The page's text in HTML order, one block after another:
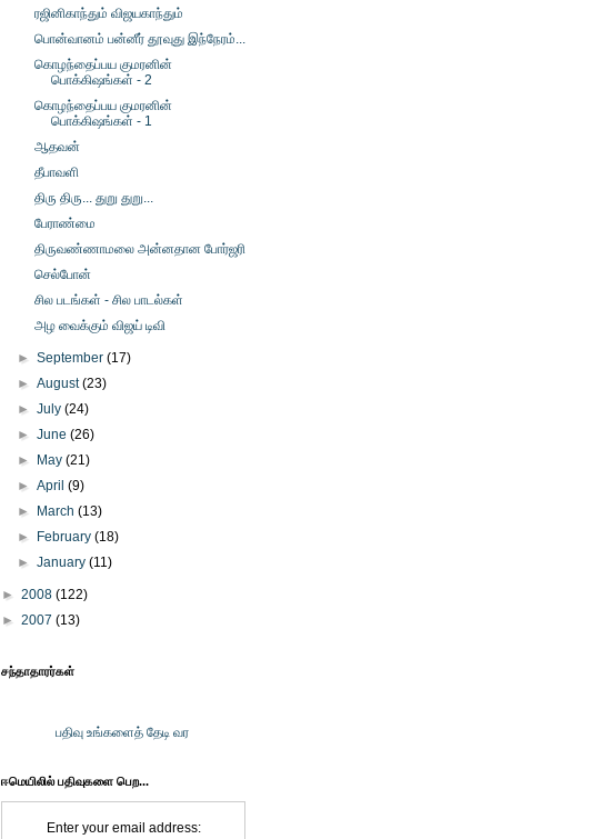
ரஜினிகாந்தும் விஜயகாந்தும்
பொன்வானம் பன்னீர் தூவுது இந்நேரம்...
கொழந்தைப்பய குமரனின்
பொக்கிஷங்கள் - 2
கொழந்தைப்பய குமரனின்
பொக்கிஷங்கள் - 1
ஆதவன்
தீபாவளி
திரு திரு... துறு துறு...
பேராண்மை
திருவண்ணாமலை அன்னதான போர்ஜரி
செல்போன்
சில படங்கள் - சில பாடல்கள்
அழ வைக்கும் விஜய் டிவி
►September(17)
►August(23)
►July(24)
►June(26)
►
May(21)
►April(9)
►
March(13)
►
February(18)
►January(11)
► 2008 (122)
► 2007 (13)
சந்தாதாரர்கள்
பதிவு உங்களைத் தேடி வர
ஈமெயிலில் பதிவுகளை பெற...
Enter your email address: